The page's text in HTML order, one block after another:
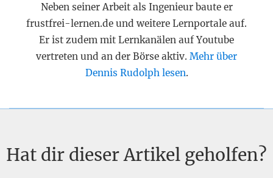
Neben seiner Arbeit als Ingenieur baute er
frustfrei-lernen.de und weitere Lernportale auf.
Er ist zudem mit Lernkanälen auf Youtube
vertreten und an der Börse aktiv. Mehr über
Dennis Rudolph lesen.
Hat dir dieser Artikel geholfen?